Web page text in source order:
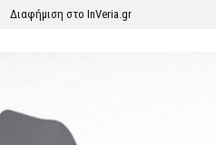
Διαφήμιση στο InVeria.gr